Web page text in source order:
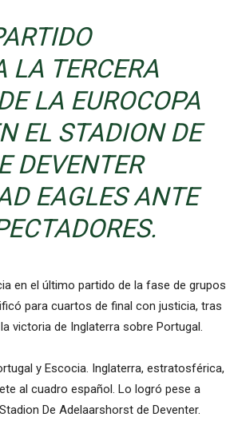
LA TERCERA
LA EUROCOPA
EL STADION DE
DEVENTER
EAGLES ANTE
en el último partido de la fase de grupos
para cuartos de final con justicia, tras
victoria de Inglaterra sobre Portugal.
y Escocia. Inglaterra, estratosférica,
al cuadro español. Lo logró pese a
De Adelaarshorst de Deventer.